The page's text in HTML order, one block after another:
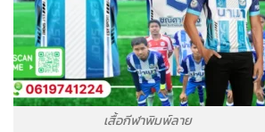
เสื้อกีฬาพิมพ์ลาย